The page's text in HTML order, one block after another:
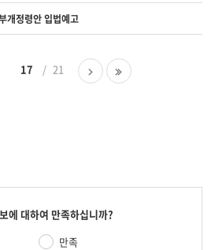
개정령안 입법예고
17 21
다
음
마
지
에 대하여 만족하십니까?
만족